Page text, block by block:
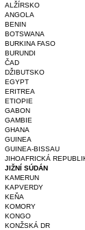
ALŽÍRSKO
ANGOLA
BENIN
BOTSWANA
BURKINA FASO
BURUNDI
ČAD
DŽIBUTSKO
EGYPT
ERITREA
ETIOPIE
GABON
GAMBIE
GHANA
GUINEA
GUINEA-BISSAU
JIHOAFRICKÁ
JIŽNÍ SÚDÁN
KAMERUN
KAPVERDY
KEŇA
KOMORY
KONGO
KONŽSKÁ DR